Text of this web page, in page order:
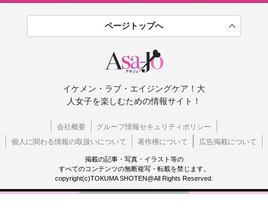
ページトップへ
イケメン・ラブ・エイジングケア！大
人女子を楽しむための情報サイト！
会社概要
グループ情報セキュリティポリシー
個人に関わる情報の取扱いについて
著作権について 広告掲載について
掲載の記事・写真・イラスト等の
すべてのコンテンツの無断複写・転載を禁じます。
copyright(c)TOKUMA SHOTEN@All Rights Reserved.